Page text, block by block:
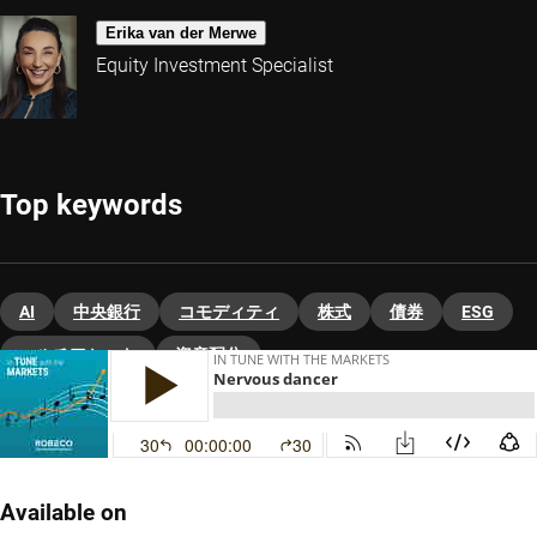
Erika van der Merwe
Equity Investment Specialist
Top keywords
AI 中央銀行 コモディティ 株式 債券 ESG
マルチアセット 資産配分
Available on